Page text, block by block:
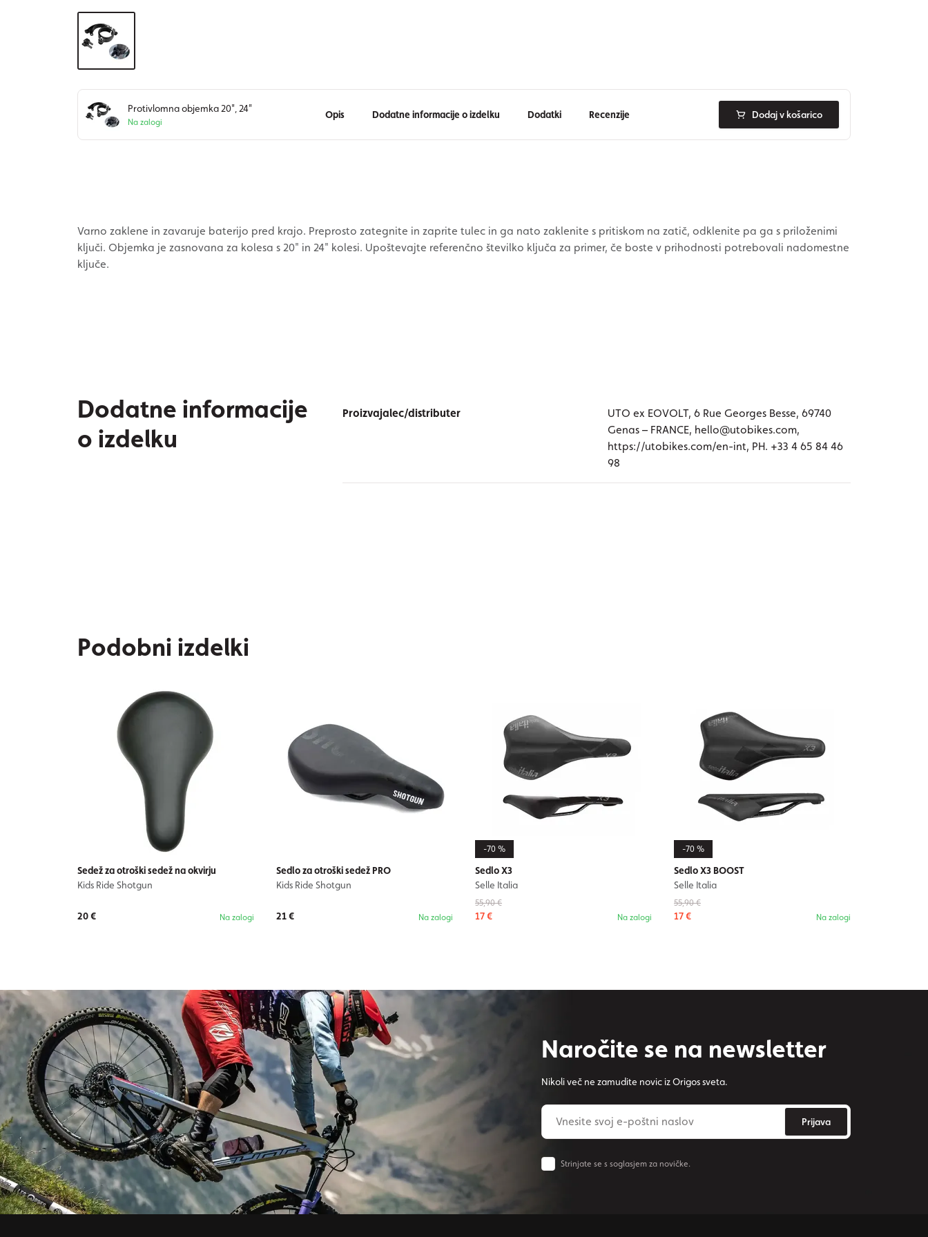
Protivlomna objemka 20", 24"
Na zalogi
Opis Dodatne informacije o izdelku Dodatki Recenzije Dodaj v košarico
Varno zaklene in zavaruje baterijo pred krajo. Preprosto zategnite in zaprite tulec in ga nato zaklenite s pritiskom na zatič, odklenite pa ga s priloženimi
ključi. Objemka je zasnovana za kolesa s 20" in 24" kolesi. Upoštevajte referenčno številko ključa za primer, če boste v prihodnosti potrebovali nadomestne
ključe.
Dodatne informacije
o izdelku
Proizvajalec/distributer
UTO ex EOVOLT, 6 Rue Georges Besse, 69740
Genas – FRANCE, hello@utobikes.com,
https://utobikes.com/en-int, PH. +33 4 65 84 46
98
Podobni izdelki
Sedež za otroški sedež na okvirju
Kids Ride Shotgun
20 € Na zalogi
Sedlo za otroški sedež PRO
Kids Ride Shotgun
21 € Na zalogi
-70 %
Sedlo X3
Selle Italia
55,90 €
17 € Na zalogi
-70 %
Sedlo X3 BOOST
Selle Italia
55,90 €
17 € Na zalogi
Naročite se na newsletter
Nikoli več ne zamudite novic iz Origos sveta.
Prijava
Strinjate se s soglasjem za novičke.